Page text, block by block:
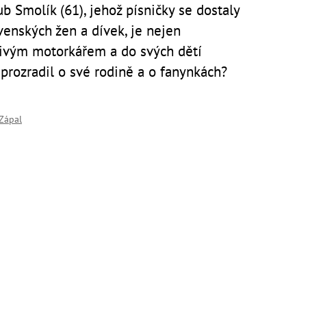
Smolík (61), jehož písničky se dostaly
žen a dívek, je nejen
motorkářem a do svých dětí
o své rodině a o fanynkách?